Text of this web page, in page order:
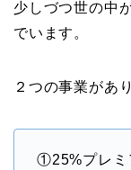
少しづつ世の中
でいます。
２つの事業があり
①25%プレミ